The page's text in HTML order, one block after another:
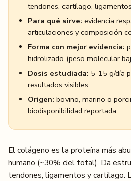
tendones, cartílago,
Para qué sirve: evidencia
articulaciones y composición
Forma con mejor evidencia:
hidrolizado (peso molecular
Dosis estudiada: 5-15 g/día
resultados visibles.
Origen: bovino, marino o
biodisponibilidad reportada.
El colágeno es la proteína más
humano (~30% del total). Da
tendones, ligamentos y cartílago.